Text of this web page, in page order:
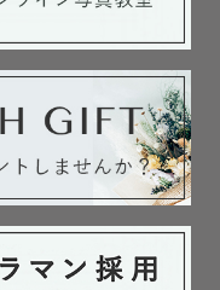
なる点はお気軽にご
ています💫